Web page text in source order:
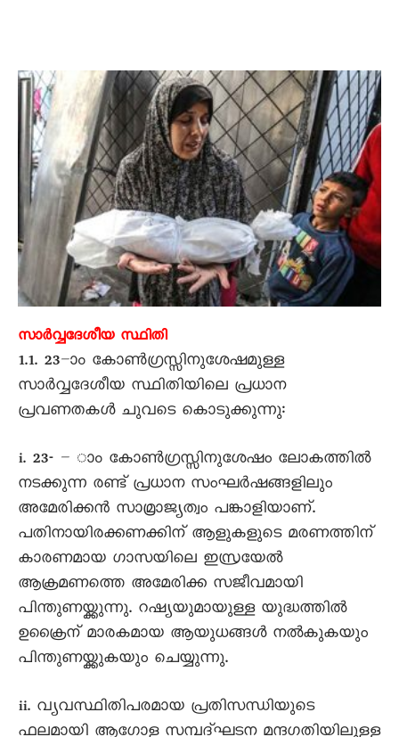
സാർവ്വദേശീയ സ്ഥിതി
1.1. 23–ാം കോൺഗ്രസ്സിനുശേഷമുള്ള
സാർവ്വദേശീയ സ്ഥിതിയിലെ പ്രധാന
പ്രവണതകൾ ചുവടെ കൊടുക്കുന്നു:
i. 23- – ാം കോൺഗ്രസ്സിനുശേഷം ലോകത്തിൽ
നടക്കുന്ന രണ്ട് പ്രധാന സംഘർഷങ്ങളിലും
അമേരിക്കൻ സാമ്രാജ്യത്വം പങ്കാളിയാണ്.
പതിനായിരക്കണക്കിന് ആളുകളുടെ മരണത്തിന്
കാരണമായ ഗാസയിലെ ഇസ്രയേൽ
ആക്രമണത്തെ അമേരിക്ക സജീവമായി
പിന്തുണയ്ക്കുന്നു. റഷ്യയുമായുള്ള യുദ്ധത്തിൽ
ഉക്രൈന് മാരകമായ ആയുധങ്ങൾ നൽകുകയും
പിന്തുണയ്ക്കുകയും ചെയ്യുന്നു.
ii. വ്യവസ്ഥിതിപരമായ പ്രതിസന്ധിയുടെ